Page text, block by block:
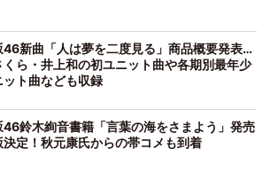
46新曲「人は夢を二度見る」商品概要発表…
くら・井上和の初ユニット曲や各期別最年少
ット曲なども収録
46鈴木絢音書籍「言葉の海をさまよう」発売
決定！秋元康氏からの帯コメも到着